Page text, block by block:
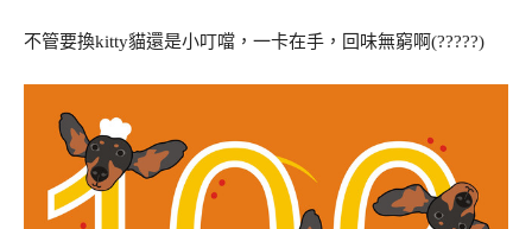
不管要換kitty貓還是小叮噹，一卡在手，回味無窮啊(?????)